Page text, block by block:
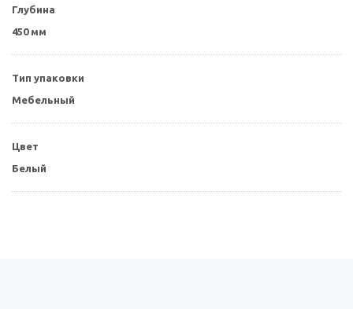
Глубина
450 мм
Тип упаковки
Мебельный
Цвет
Белый